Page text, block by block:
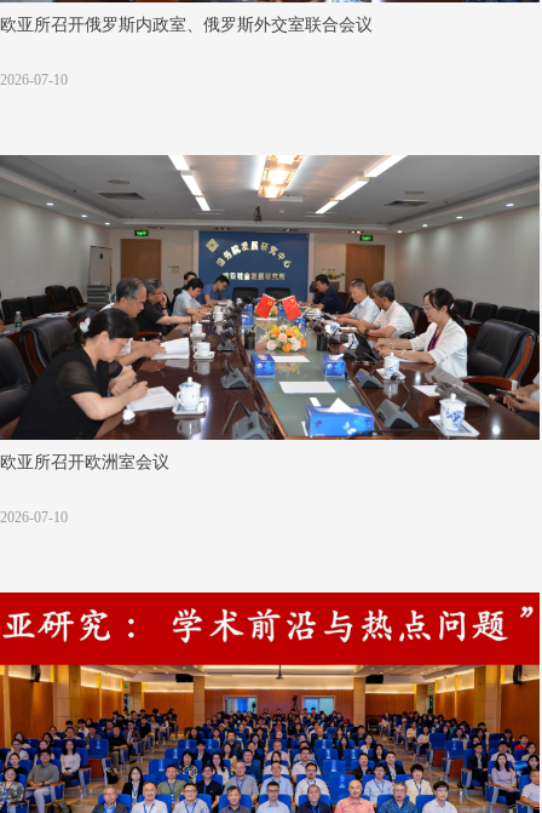
欧亚所召开俄罗斯内政室、俄罗斯外交室联合会议
2026-07-10
欧亚所召开欧洲室会议
2026-07-10